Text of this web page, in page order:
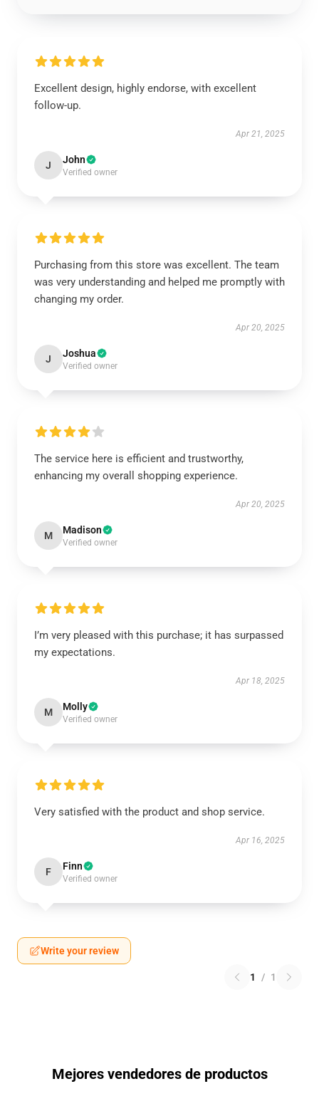
Excellent design, highly endorse, with excellent
follow-up.
Apr 21, 2025
J John
Verified owner
Purchasing from this store was excellent. The team
was very understanding and helped me promptly with
changing my order.
Apr 20, 2025
J Joshua
Verified owner
The service here is efficient and trustworthy,
enhancing my overall shopping experience.
Apr 20, 2025
M Madison
Verified owner
I’m very pleased with this purchase; it has surpassed
my expectations.
Apr 18, 2025
M Molly
Verified owner
Very satisfied with the product and shop service.
Apr 16, 2025
F Finn
Verified owner
Write your review
1 / 1
Mejores vendedores de productos